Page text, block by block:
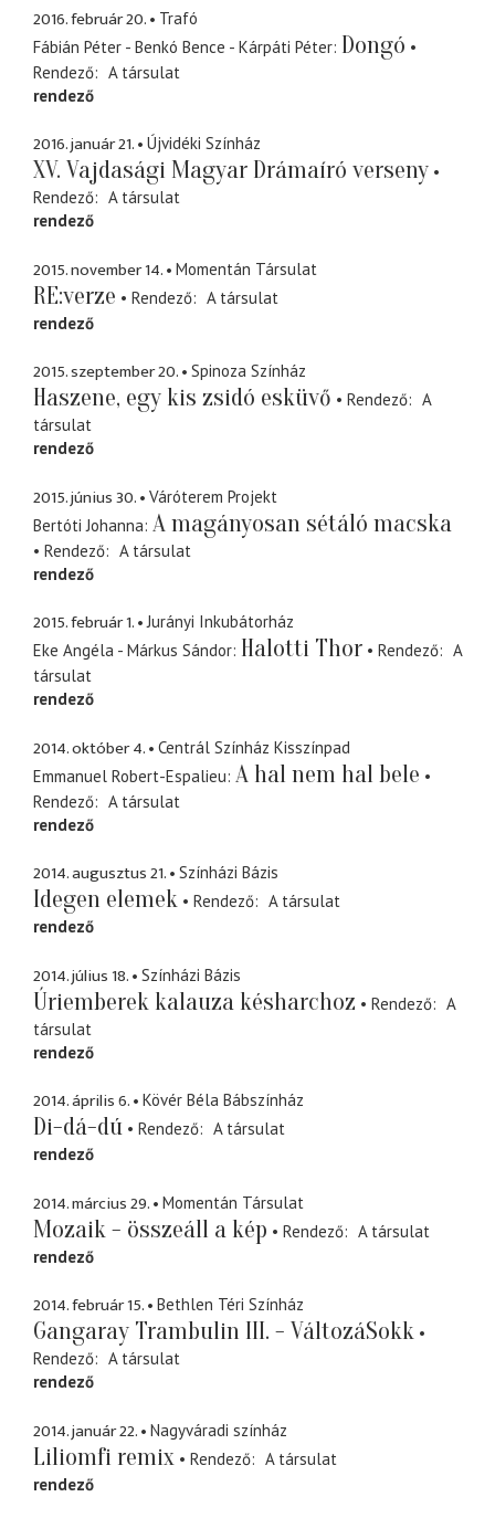
2016. február 20.
Trafó
Fábián Péter - Benkó Bence - Kárpáti Péter Dongó
Rendező
A társulat
rendező
2016. január 21. Újvidéki Színház
XV. Vajdasági Magyar Drámaíró verseny
Rendező
A társulat
rendező
2015. november 14. Momentán Társulat
RE:verze Rendező
A társulat
rendező
2015. szeptember 20. Spinoza Színház
Haszene, egy kis zsidó esküvő Rendező
A
társulat
rendező
2015. június 30.
Váróterem Projekt
Bertóti Johanna A magányosan sétáló macska
Rendező
A társulat
rendező
2015. február 1.
Jurányi Inkubátorház
Eke Angéla - Márkus Sándor Halotti Thor Rendező
A
társulat
rendező
2014. október 4.
Centrál Színház Kisszínpad
Emmanuel Robert-Espalieu A hal nem hal bele
Rendező
A társulat
rendező
2014. augusztus 21. Színházi Bázis
Idegen elemek Rendező
A társulat
rendező
2014. július 18. Színházi Bázis
Úriemberek kalauza késharchoz Rendező
A
társulat
rendező
2014. április 6. Kövér Béla Bábszínház
Di-dá-dú Rendező
A társulat
rendező
2014. március 29. Momentán Társulat
Mozaik - összeáll a kép Rendező
A társulat
rendező
2014. február 15. Bethlen Téri Színház
Gangaray Trambulin III. - VáltozáSokk
Rendező
A társulat
rendező
2014. január 22. Nagyváradi színház
Liliomfi remix Rendező
A társulat
rendező